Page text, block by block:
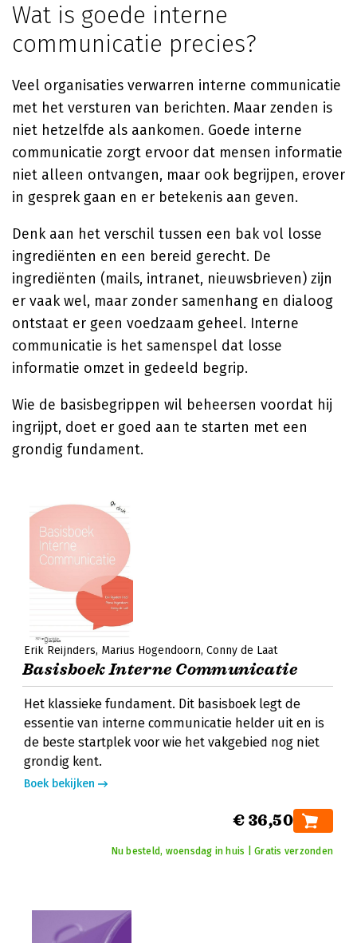
Wat is goede interne
communicatie precies?
Veel organisaties verwarren interne communicatie
met het versturen van berichten. Maar zenden is
niet hetzelfde als aankomen. Goede interne
communicatie zorgt ervoor dat mensen informatie
niet alleen ontvangen, maar ook begrijpen, erover
in gesprek gaan en er betekenis aan geven.
Denk aan het verschil tussen een bak vol losse
ingrediënten en een bereid gerecht. De
ingrediënten (mails, intranet, nieuwsbrieven) zijn
er vaak wel, maar zonder samenhang en dialoog
ontstaat er geen voedzaam geheel. Interne
communicatie is het samenspel dat losse
informatie omzet in gedeeld begrip.
Wie de basisbegrippen wil beheersen voordat hij
ingrijpt, doet er goed aan te starten met een
grondig fundament.
Erik Reijnders Marius Hogendoorn Conny de Laat
Basisboek Interne Communicatie
Het klassieke fundament. Dit basisboek legt de
essentie van interne communicatie helder uit en is
de beste startplek voor wie het vakgebied nog niet
grondig kent.
Boek bekijken
€ 36,50
Nu besteld, woensdag in huis | Gratis verzonden